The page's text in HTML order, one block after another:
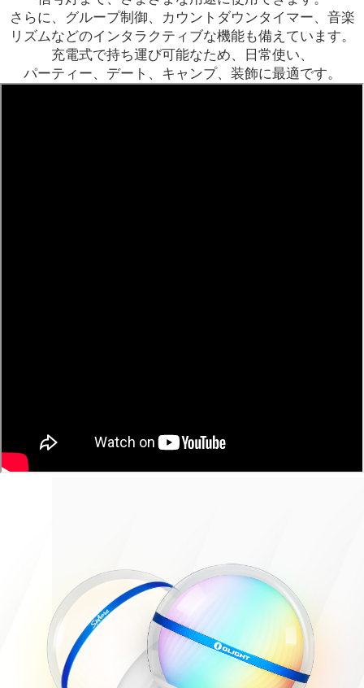
さらに、グループ制御、カウントダウンタイマー、 音楽
リズムなどのインタラクティブな機能も備えています。
充電式で持ち運び可能なため、
日常使い、
パーティー、デート、キャンプ、装飾に最適です。